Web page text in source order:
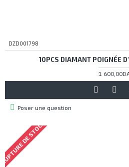
DZD001798
10PCS DIAMANT POIGNÉE
1
Poser une question
DE STOCK